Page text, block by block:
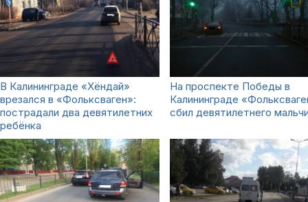
В Калининграде «Хёндай»
врезался в «Фольксваген»:
пострадали два девятилетних
ребёнка
На проспекте Победы в
Калининграде
сбил девятилетнего